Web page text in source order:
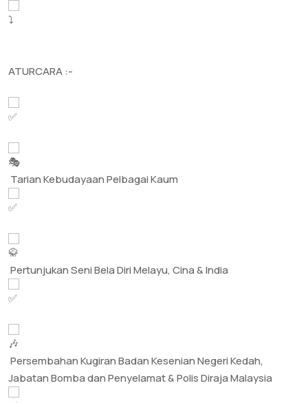
ATURCARA :-
Tarian Kebudayaan Pelbagai Kaum
Pertunjukan Seni Bela Diri Melayu, Cina & India
Persembahan Kugiran Badan Kesenian Negeri Kedah,
Jabatan Bomba dan Penyelamat & Polis Diraja Malaysia